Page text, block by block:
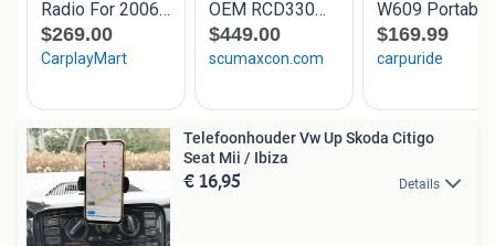
Telefoonhouder Vw Up Skoda Citigo
Seat Mii / Ibiza
€ 16,95 Details